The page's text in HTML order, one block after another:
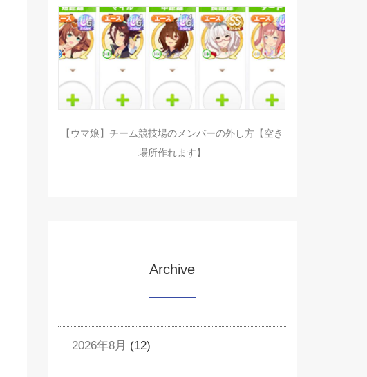
【ウマ娘】チーム競技場のメンバーの外し方【空き
場所作れます】
Archive
2026年8月 (12)